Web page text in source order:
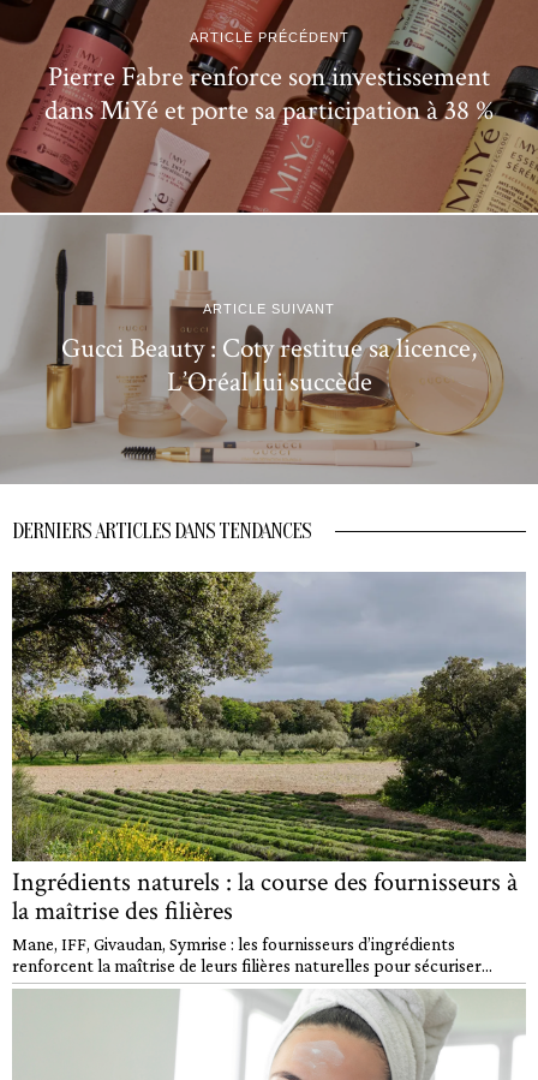
ARTICLE PRÉCÉDENT
Pierre Fabre renforce son investissement
dans MiYé et porte sa participation à 38 %
ARTICLE SUIVANT
Gucci Beauty : Coty restitue sa licence,
L’Oréal lui succède
DERNIERS ARTICLES DANS TENDANCES
Ingrédients naturels : la course des fournisseurs à
la maîtrise des filières
Mane, IFF, Givaudan, Symrise : les fournisseurs d’ingrédients
renforcent la maîtrise de leurs filières naturelles pour sécuriser...